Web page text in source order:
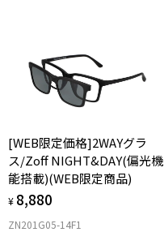
商品詳細ページへ
追加済です。
ストはこちら
[WEB限定価格]2WAYグラ
ス/Zoff NIGHT&DAY(偏光機
能搭載)(WEB限定商品)
¥ 8,880
ZN201G05-14F1